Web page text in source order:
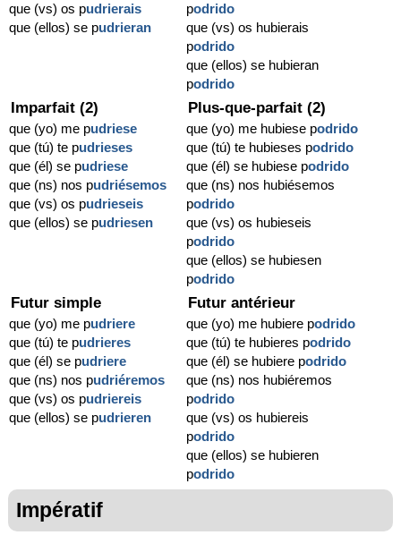
que (vs) os pudrierais
que (ellos) se pudrieran
podrido
que (vs) os hubierais
podrido
que (ellos) se hubieran
podrido
Imparfait (2)
que (yo) me pudriese
que (tú) te pudrieses
que (él) se pudriese
que (ns) nos pudriésemos
que (vs) os pudrieseis
que (ellos) se pudriesen
Plus-que-parfait (2)
que (yo) me hubiese podrido
que (tú) te hubieses podrido
que (él) se hubiese podrido
que (ns) nos hubiésemos
podrido
que (vs) os hubieseis
podrido
que (ellos) se hubiesen
podrido
Futur simple
que (yo) me pudriere
que (tú) te pudrieres
que (él) se pudriere
que (ns) nos pudriéremos
que (vs) os pudriereis
que (ellos) se pudrieren
Futur antérieur
que (yo) me hubiere podrido
que (tú) te hubieres podrido
que (él) se hubiere podrido
que (ns) nos hubiéremos
podrido
que (vs) os hubiereis
podrido
que (ellos) se hubieren
podrido
Impératif